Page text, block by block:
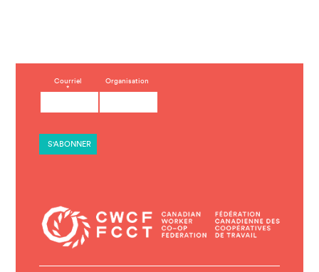
Courriel
*
Organisation
o
a
c
s